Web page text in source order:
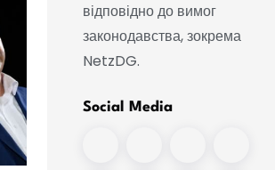
відповідно до вимог
законодавства, зокрема
NetzDG.
Social Media